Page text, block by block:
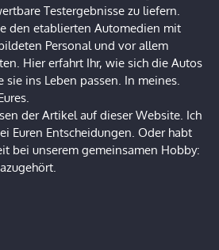
Testergebnisse zu liefern.
den etablierten Automedien mit
Personal und vor allem
Hier erfahrt Ihr, wie sich die Autos
ins Leben passen. In meines.
der Artikel auf dieser Website. Ich
Euren Entscheidungen. Oder habt
bei unserem gemeinsamen Hobby: